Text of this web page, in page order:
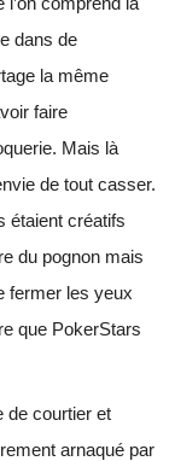
dans de
la même
faire
Mais là
de tout casser.
étaient créatifs
du pognon mais
fermer les yeux
que PokerStars
de courtier et
arnaqué par